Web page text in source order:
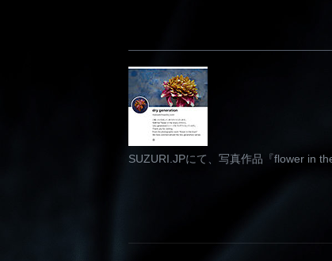
SUZURI.JPにて、写真作品『flower in